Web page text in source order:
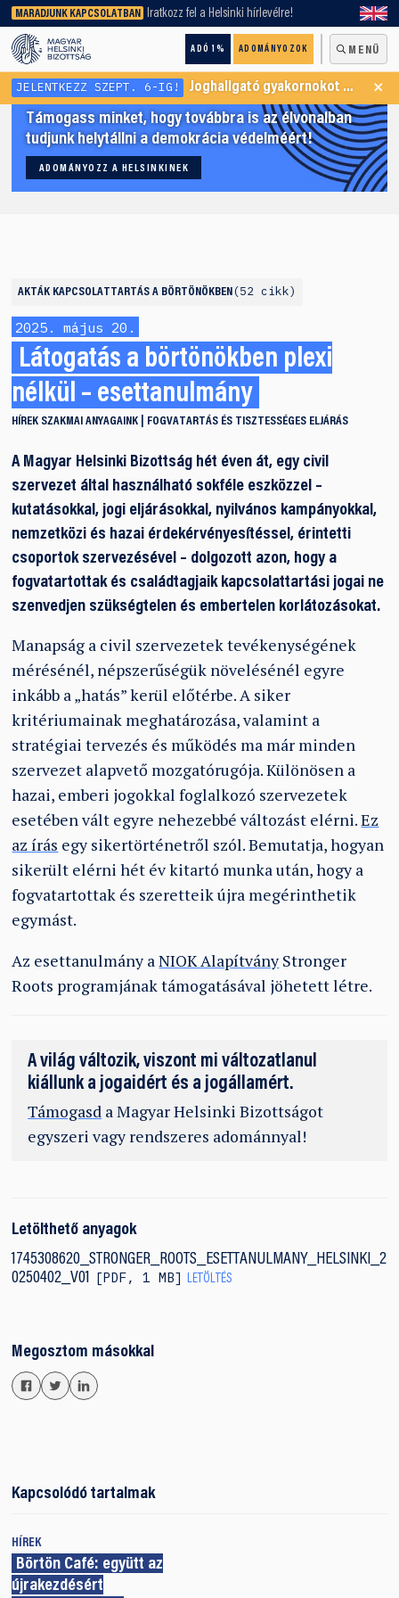
MARADJUNK KAPCSOLATBAN Iratkozz fel a Helsinki hírlevélre!
ADÓ 1% ADOMÁNYOZOK MENÜ
keresőnket!
JELENTKEZZ SZEPT. 6-IG! Joghallgató gyakornokot keresünk Menekültügyi Programunkba ×
Támogass minket, hogy továbbra is az élvonalban
tudjunk helytállni a demokrácia védelméért!
ADOMÁNYOZZ A HELSINKINEK
AKTÁK KAPCSOLATTARTÁS A BÖRTÖNÖKBEN 52 cikk
2025. május 20.
Látogatás a börtönökben plexi
nélkül – esettanulmány
HÍREK SZAKMAI ANYAGAINK FOGVATARTÁS ÉS TISZTESSÉGES ELJÁRÁS
A Magyar Helsinki Bizottság hét éven át, egy civil
szervezet által használható sokféle eszközzel –
kutatásokkal, jogi eljárásokkal, nyilvános kampányokkal,
nemzetközi és hazai érdekérvényesítéssel, érintetti
csoportok szervezésével – dolgozott azon, hogy a
fogvatartottak és családtagjaik kapcsolattartási jogai ne
szenvedjen szükségtelen és embertelen korlátozásokat.
Manapság a civil szervezetek tevékenységének
mérésénél, népszerűségük növelésénél egyre
inkább a „hatás” kerül előtérbe. A siker
kritériumainak meghatározása, valamint a
stratégiai tervezés és működés ma már minden
szervezet alapvető mozgatórugója. Különösen a
hazai, emberi jogokkal foglalkozó szervezetek
esetében vált egyre nehezebbé változást elérni.Ez
az írás egy sikertörténetről szól. Bemutatja, hogyan
sikerült elérni hét év kitartó munka után, hogy a
fogvatartottak és szeretteik újra megérinthetik
egymást.
Az esettanulmány aNIOK Alapítvány Stronger
Roots programjának támogatásával jöhetett létre.
A világ változik, viszont mi változatlanul
kiállunk a jogaidért és a jogállamért.
Támogasd a Magyar Helsinki Bizottságot
egyszeri vagy rendszeres adománnyal!
Letölthető anyagok
1745308620_STRONGER_ROOTS_ESETTANULMANY_HELSINKI_2
0250402_V01
PDF,1 MB LETÖLTÉS
Megosztom másokkal
Kapcsolódó tartalmak
HÍREK
Börtön Café: együtt az
újrakezdésért